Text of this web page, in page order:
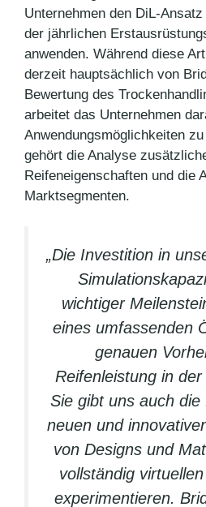
Unternehmen den DiL-
der jährlichen
anwenden. Während diese
derzeit hauptsächlich von
Bewertung des
arbeitet das Unternehmen
Anwendungsmöglichkeiten
gehört die Analyse
Reifeneigenschaften und die
Marktsegmenten.
„Die Investition in
wichtiger
eines umfassenden
genauen
Reifenleistung in
Sie gibt uns auch
neuen und
von Designs und
vollständig
experimentieren.